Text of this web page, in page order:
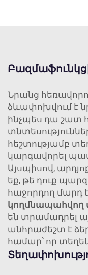
Նրանց
ձևափոխվում է
ինչպես դա շատ
հեշտությամբ
կարգավորել
Այսպիսով,
եք, թե դուք
հաջորդող մարդ
կողմնապահվող
են տրամադրել
անհրաժեշտ է
համար՝ որ